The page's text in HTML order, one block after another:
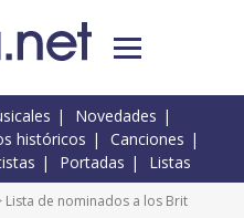
Novedades
históricos
Canciones
Portadas Listas
Lista de nominados a los Brit